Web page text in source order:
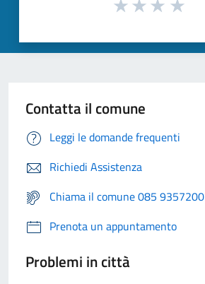
Contatta il comune
Leggi le domande frequenti
Richiedi Assistenza
Chiama il comune 085 9357200
Prenota un appuntamento
Problemi in città